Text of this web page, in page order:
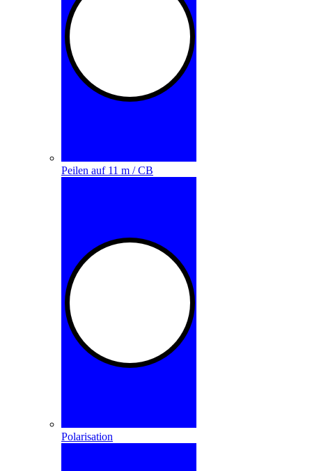
Peilen auf 11 m / CB
Polarisation